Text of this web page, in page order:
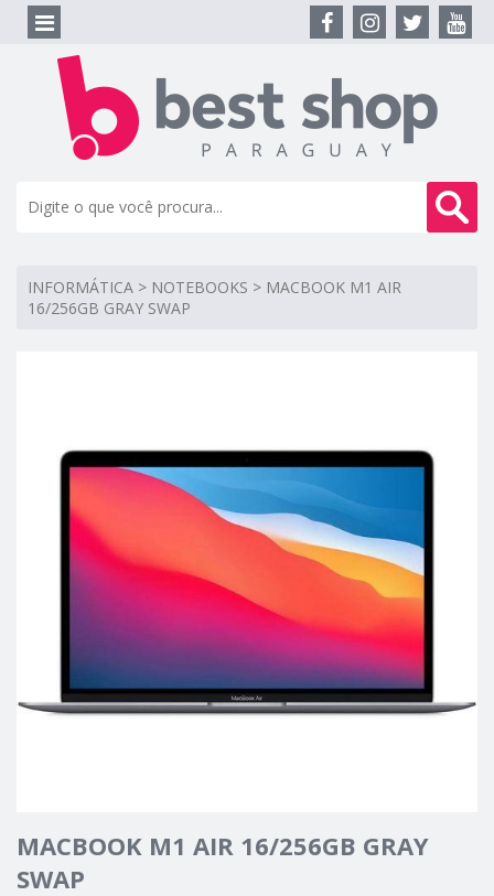
INFORMÁTICA > NOTEBOOKS > MACBOOK M1 AIR
16/256GB GRAY SWAP
MACBOOK M1 AIR 16/256GB GRAY
SWAP